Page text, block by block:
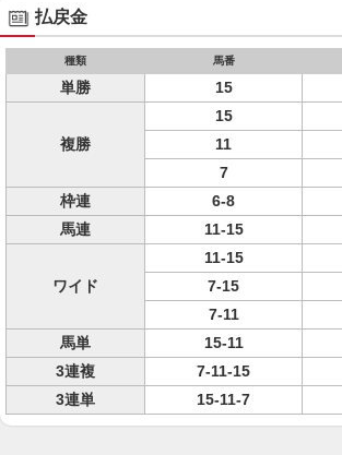
払戻金
種類 馬番
単勝 15
複勝
15
11
7
枠連
6-8
馬連
11-15
ワイド
11-15
7-15
7-11
馬単
15-11
3連複
7-11-15
3連単
15-11-7